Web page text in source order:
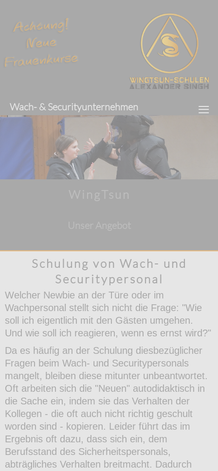
Wach- & Securityunternehmen ≡
Schulung von Wach- und
Securitypersonal
Welcher Newbie an der Türe oder im
Wachpersonal stellt sich nicht die Frage: "Wie
soll ich eigentlich mit den Gästen umgehen.
Und wie soll ich reagieren, wenn es ernst wird?"
Da es häufig an der Schulung diesbezüglicher
Fragen beim Wach- und Securitypersonals
mangelt, bleiben diese mitunter unbeantwortet.
Oft arbeiten sich die "Neuen" autodidaktisch in
die Sache ein, indem sie das Verhalten der
Kollegen - die oft auch nicht richtig geschult
worden sind - kopieren. Leider führt das im
Ergebnis oft dazu, dass sich ein, dem
Berufsstand des Sicherheitspersonals,
abträgliches Verhalten breitmacht. Dadurch